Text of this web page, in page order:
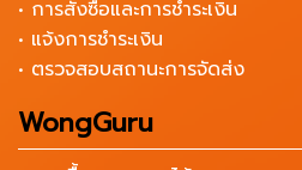
• การสั่งซื้อและการชำระเงิน
• แจ้งการชำระเงิน
• ตรวจสอบสถานะการจัดส่ง
WongGuru